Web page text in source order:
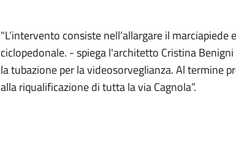
"L’intervento consiste nell’allargare il
ciclopedonale. - spiega l'architetto Cristina
la tubazione per la videosorveglianza. Al termine
alla riqualificazione di tutta la via Cagnola”.